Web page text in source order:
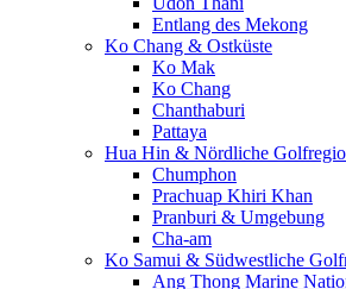
Entlang des Mekong
Ko Chang & Ostküste
Ko Mak
Ko Chang
Chanthaburi
Pattaya
Hua Hin & Nördliche
Chumphon
Prachuap Khiri Khan
Pranburi & Umgebung
Cha-am
Ko Samui & Südwestliche
Ang Thong Marine